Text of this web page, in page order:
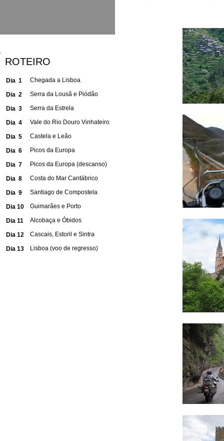
ROTEIRO
Dia 1
Dia 2
Dia 3
Dia 4
Dia 5
Dia 6
Dia 7
Dia 8
Dia 9
Dia 10
Dia 11
Dia 12
Dia 13
Chegada a Lisboa
Serra da Lousã e Piódão
Serra da Estrela
Vale do Rio Douro Vinhateiro
Castela e Leão
Picos da Europa
Picos da Europa (descanso)
Costa do Mar Cantábrico
Santiago de Compostela
Guimarães e Porto
Alcobaça e Óbidos
Cascais, Estoril e Sintra
Lisboa (voo de regresso)